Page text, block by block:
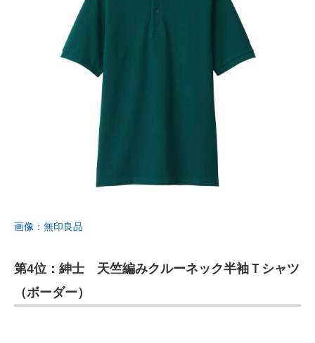
画像：無印良品
第4位：紳士 天竺編みクルーネック半袖Ｔシャツ
（ボーダー）